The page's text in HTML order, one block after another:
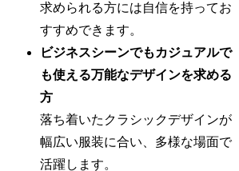
求められる方には自信を持ってお
すすめできます。
ビジネスシーンでもカジュアルで
も使える万能なデザインを求める
方
落ち着いたクラシックデザインが
幅広い服装に合い、多様な場面で
活躍します。